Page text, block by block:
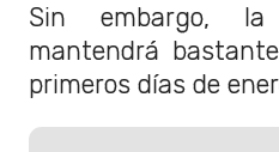
Sin embargo,
mantendrá
primeros días de